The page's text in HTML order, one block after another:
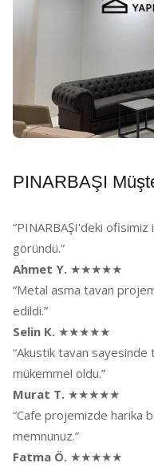
PINARBAŞI
“PINARBAŞI'deki ofisimiz
göründü.”
Ahmet Y. ★★★★★
“Metal asma tavan
edildi.”
Selin K. ★★★★★
“Akustik tavan sayesinde
mükemmel oldu.”
Murat T. ★★★★★
“Cafe projemizde harika
memnunuz.”
Fatma Ö. ★★★★★